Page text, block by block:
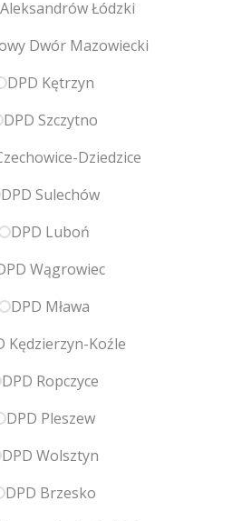
Łódzki
Dwór Mazowiecki
DPD Kętrzyn
DPD Szczytno
Dziedzice
DPD Sulechów
DPD Luboń
Wągrowiec
DPD Mława
Kędzierzyn-Koźle
DPD Ropczyce
DPD Pleszew
DPD Wolsztyn
DPD Brzesko